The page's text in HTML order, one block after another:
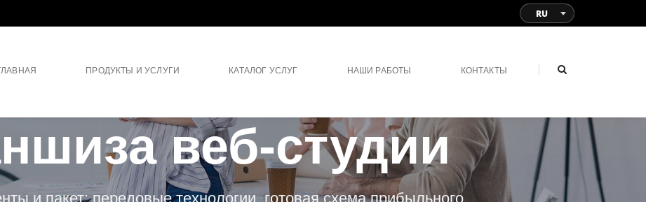
RU
ПРОДУКТЫ И УСЛУГИ КАТАЛОГ УСЛУГ НАШИ РАБОТЫ КОНТАКТЫ
веб-студии
и пакет: передовые технологии, готовая схема прибыльного